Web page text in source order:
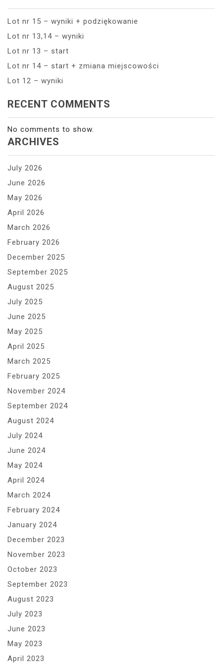
Lot nr 15 – wyniki + podziękowanie
Lot nr 13,14 – wyniki
Lot nr 13 – start
Lot nr 14 – start + zmiana miejscowości
Lot 12 – wyniki
RECENT COMMENTS
No comments to show.
ARCHIVES
July 2026
June 2026
May 2026
April 2026
March 2026
February 2026
December 2025
September 2025
August 2025
July 2025
June 2025
May 2025
April 2025
March 2025
February 2025
November 2024
September 2024
August 2024
July 2024
June 2024
May 2024
April 2024
March 2024
February 2024
January 2024
December 2023
November 2023
October 2023
September 2023
August 2023
July 2023
June 2023
May 2023
April 2023